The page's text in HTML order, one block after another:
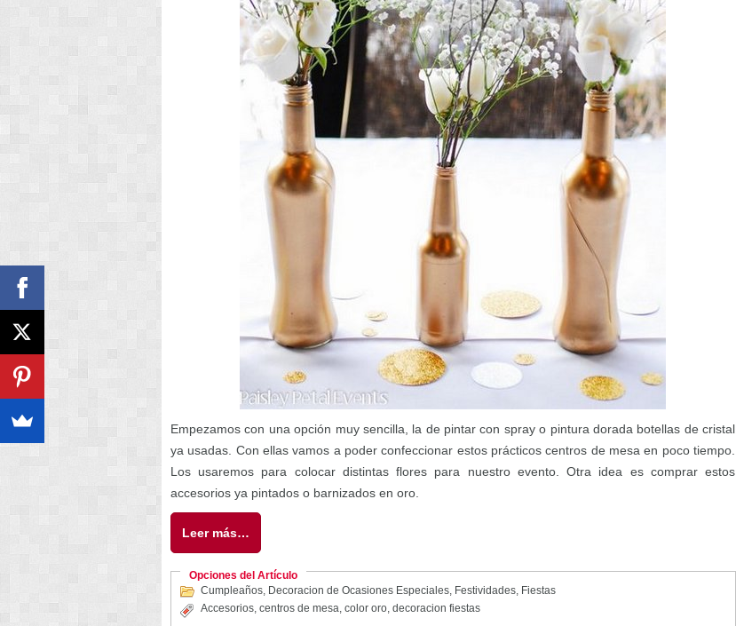
Empezamos con una opción muy sencilla, la de pintar con spray o pintura dorada botellas de cristal
ya usadas. Con ellas vamos a poder confeccionar estos prácticos centros de mesa en poco tiempo.
Los usaremos para colocar distintas flores para nuestro evento. Otra idea es comprar estos
accesorios ya pintados o barnizados en oro.
Leer más…
Opciones del Artículo
Cumpleaños, Decoracion de Ocasiones Especiales, Festividades, Fiestas
Accesorios, centros de mesa, color oro, decoracion fiestas